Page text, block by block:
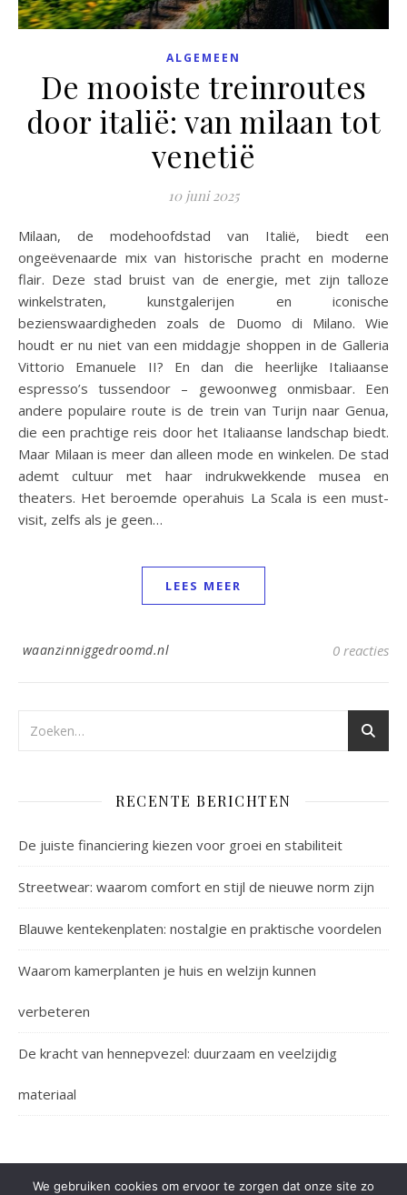
ALGEMEEN
De mooiste treinroutes
door italië: van milaan tot
venetië
10 juni 2025
Milaan, de modehoofdstad van Italië, biedt een
ongeëvenaarde mix van historische pracht en moderne
flair. Deze stad bruist van de energie, met zijn talloze
winkelstraten, kunstgalerijen en iconische
bezienswaardigheden zoals de Duomo di Milano. Wie
houdt er nu niet van een middagje shoppen in de Galleria
Vittorio Emanuele II? En dan die heerlijke Italiaanse
espresso’s tussendoor – gewoonweg onmisbaar. Een
andere populaire route is de trein van Turijn naar Genua,
die een prachtige reis door het Italiaanse landschap biedt.
Maar Milaan is meer dan alleen mode en winkelen. De stad
ademt cultuur met haar indrukwekkende musea en
theaters. Het beroemde operahuis La Scala is een must-
visit, zelfs als je geen…
LEES MEER
waanzinniggedroomd.nl 0 reacties
RECENTE BERICHTEN
De juiste financiering kiezen voor groei en stabiliteit
Streetwear: waarom comfort en stijl de nieuwe norm zijn
Blauwe kentekenplaten: nostalgie en praktische voordelen
Waarom kamerplanten je huis en welzijn kunnen
verbeteren
De kracht van hennepvezel: duurzaam en veelzijdig
materiaal
We gebruiken cookies om ervoor te zorgen dat onze site zo